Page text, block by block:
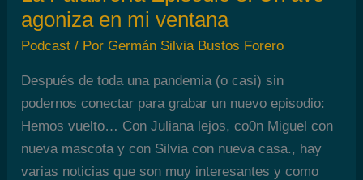
agoniza en mi ventana
Podcast / Por Germán Silvia Bustos Forero
Después de toda una pandemia (o casi) sin
podernos conectar para grabar un nuevo episodio:
Hemos vuelto… Con Juliana lejos, co0n Miguel con
nueva mascota y con Silvia con nueva casa., hay
varias noticias que son muy interesantes y como